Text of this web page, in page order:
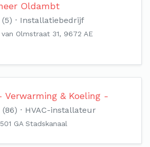
Oldambt
(5) Installatiebedrijf
Olmstraat 31, 9672 AE
Verwarming & Koeling -
(86) HVAC-installateur
GA Stadskanaal